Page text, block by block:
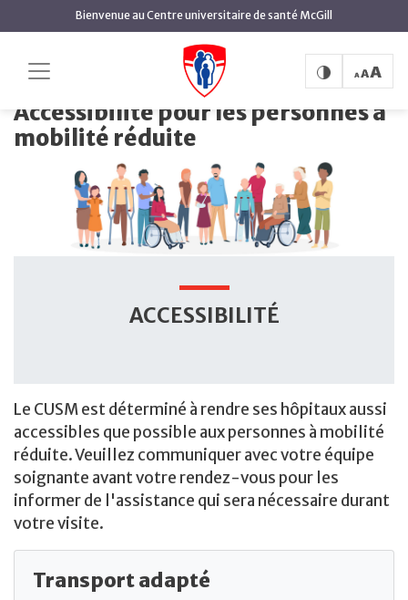
principal
Bienvenue au Centre universitaire de santé McGill
Accessibilité pour les personnes à
mobilité réduite
Accessibilité pour les personnes à
mobilité réduite
ACCESSIBILITÉ
Le CUSM est déterminé à rendre ses hôpitaux aussi
accessibles que possible aux personnes à mobilité
réduite. Veuillez communiquer avec votre équipe
soignante avant votre rendez-vous pour les
informer de l'assistance qui sera nécessaire durant
votre visite.
Transport adapté